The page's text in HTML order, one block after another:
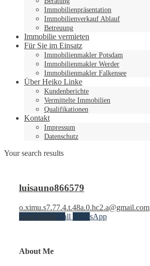
Immobilienpräsentation
Immobilienverkauf Ablauf
Betreuung
Immobilie vermieten
Für Sie im Einsatz
Immobilienmakler Potsdam
Immobilienmakler Werder
Immobilienmakler Falkensee
Über Heiko Linke
Kundenberichte
Vermittelte Immobilien
Qualifikationen
Kontakt
Impressum
Datenschutz
Your search results
luisauno866579
o.ximu.s7.77.4.t.48a.0.hc2.a@gmail.com
Send Email
Call WhatsApp
About Me